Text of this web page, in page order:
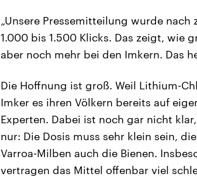
„Unsere Pressemitteilung wurde
1.000 bis 1.500 Klicks. Das zeigt, wie
aber noch mehr bei den Imkern. Das
Die Hoffnung ist groß. Weil Lithium-
Imker es ihren Völkern bereits auf
Experten. Dabei ist noch gar nicht
nur: Die Dosis muss sehr klein sein,
Varroa-Milben auch die Bienen.
vertragen das Mittel offenbar viel